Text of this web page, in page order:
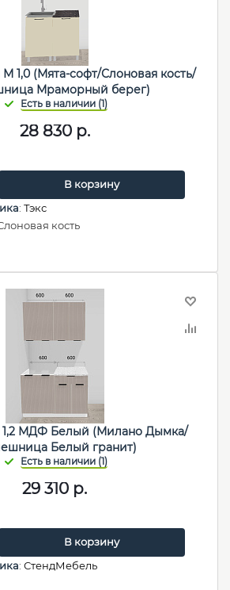
1,0 (Мята-софт/Слоновая кость/
Мраморный берег)
28 830р.
В корзину
: Тэкс
кость
1,2 МДФ Белый (Милано Дымка/
Белый гранит)
29 310 р.
В корзину
: СтендМебель